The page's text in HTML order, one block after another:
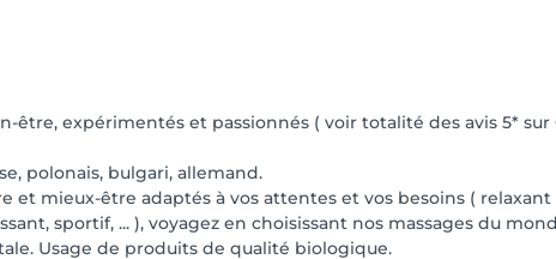
expérimentés et passionnés ( voir totalité des avis 5* sur
polonais, bulgari, allemand.
et mieux-être adaptés à vos attentes et vos besoins (
sportif, ... ), voyagez en choisissant nos massages du
Usage de produits de qualité biologique.